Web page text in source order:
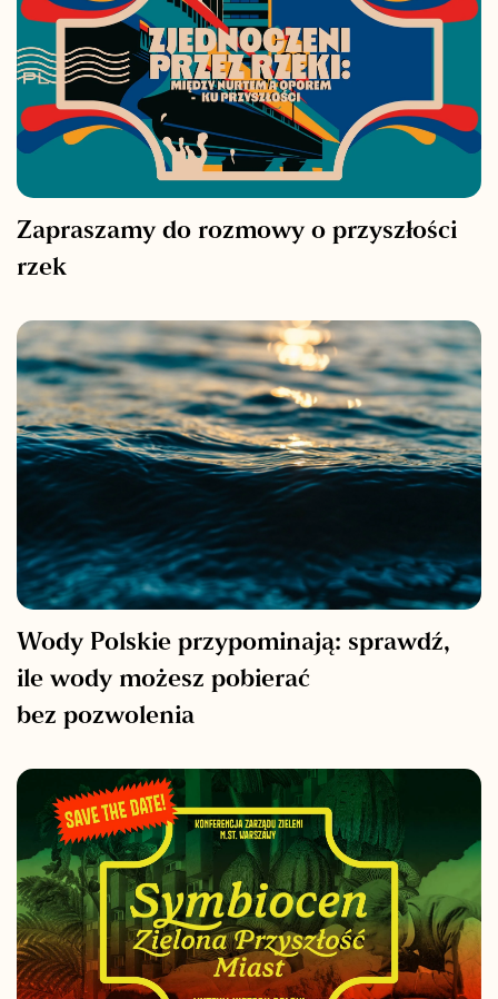
Zapraszamy do rozmowy o przyszłości
rzek
Wody Polskie przypominają: sprawdź,
ile wody możesz pobierać
bez pozwolenia